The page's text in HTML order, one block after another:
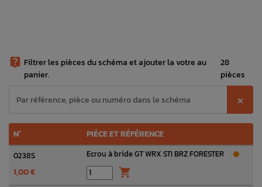
 Filtrer les pièces du schéma et ajouter la votre au
panier.
28
pièces
⨉
N° PIÉCE ET RÉFÉRENCE
0238S Ecrou à bride GT WRX STI BRZ FORESTER
1,00 € 